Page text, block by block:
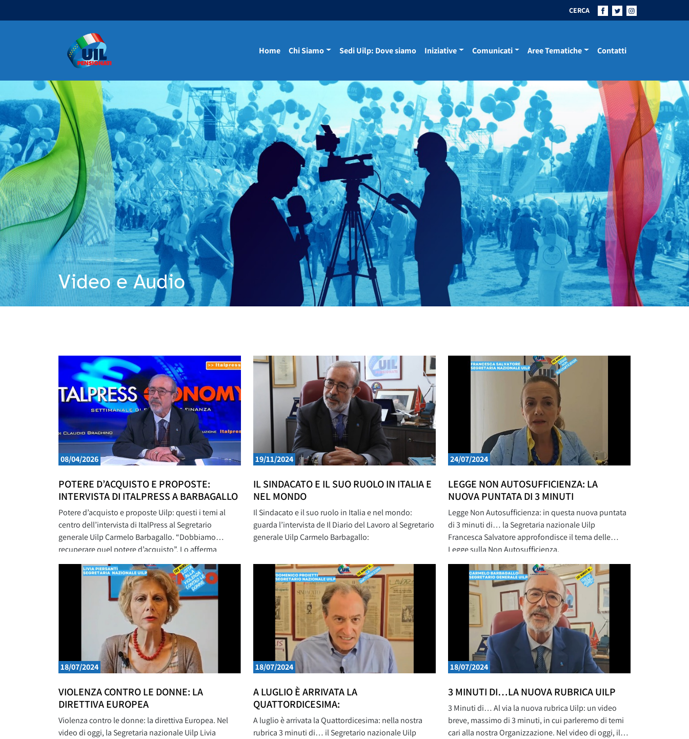
CERCA
Navigazione principale Home Chi Siamo Sedi Uilp: Dove siamo Iniziative Comunicati Aree Tematiche Contatti
Video e Audio
08/04/2026
POTERE D’ACQUISTO E PROPOSTE:
INTERVISTA DI ITALPRESS A BARBAGALLO
Potere d’acquisto e proposte Uilp: questi i temi al
centro dell’intervista di ItalPress al Segretario
generale Uilp Carmelo Barbagallo. “Dobbiamo
recuperare quel potere d’acquisto”. Lo afferma
Carmelo Barbagallo, segretario generale della Uil
Pensionati, intervistato da Claudio Brachino per il
magazine televisivo Italpress Economy. “I pensionati
rischiano di diventare sempre il bancomat del
19/11/2024
IL SINDACATO E IL SUO RUOLO IN ITALIA E
NEL MONDO
Il Sindacato e il suo ruolo in Italia e nel mondo:
guarda l’intervista de Il Diario del Lavoro al Segretario
generale Uilp Carmelo Barbagallo:
24/07/2024
LEGGE NON AUTOSUFFICIENZA: LA
NUOVA PUNTATA DI 3 MINUTI
Legge Non Autosufficienza: in questa nuova puntata
di 3 minuti di… la Segretaria nazionale Uilp
Francesca Salvatore approfondisce il tema delle
Legge sulla Non Autosufficienza.
18/07/2024
VIOLENZA CONTRO LE DONNE: LA
DIRETTIVA EUROPEA
Violenza contro le donne: la direttiva Europea. Nel
video di oggi, la Segretaria nazionale Uilp Livia
18/07/2024
A LUGLIO È ARRIVATA LA
QUATTORDICESIMA:
A luglio è arrivata la Quattordicesima: nella nostra
rubrica 3 minuti di… il Segretario nazionale Uilp
18/07/2024
3 MINUTI DI…LA NUOVA RUBRICA UILP
3 Minuti di… Al via la nuova rubrica Uilp: un video
breve, massimo di 3 minuti, in cui parleremo di temi
cari alla nostra Organizzazione. Nel video di oggi, il